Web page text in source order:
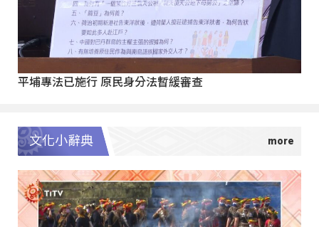
平埔專法已施行 原民身分法暫緩審查
文化小辭典